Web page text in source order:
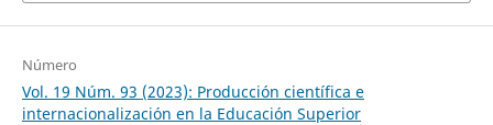
Número
Vol. 19 Núm. 93 (2023): Producción científica e
internacionalización en la Educación Superior